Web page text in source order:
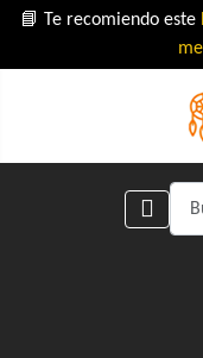
📘 Te recomiendo este